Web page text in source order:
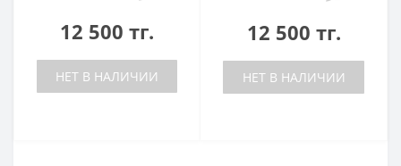
12 500 тг.
НЕТ В НАЛИЧИИ
12 500 тг.
НЕТ В НАЛИЧИИ